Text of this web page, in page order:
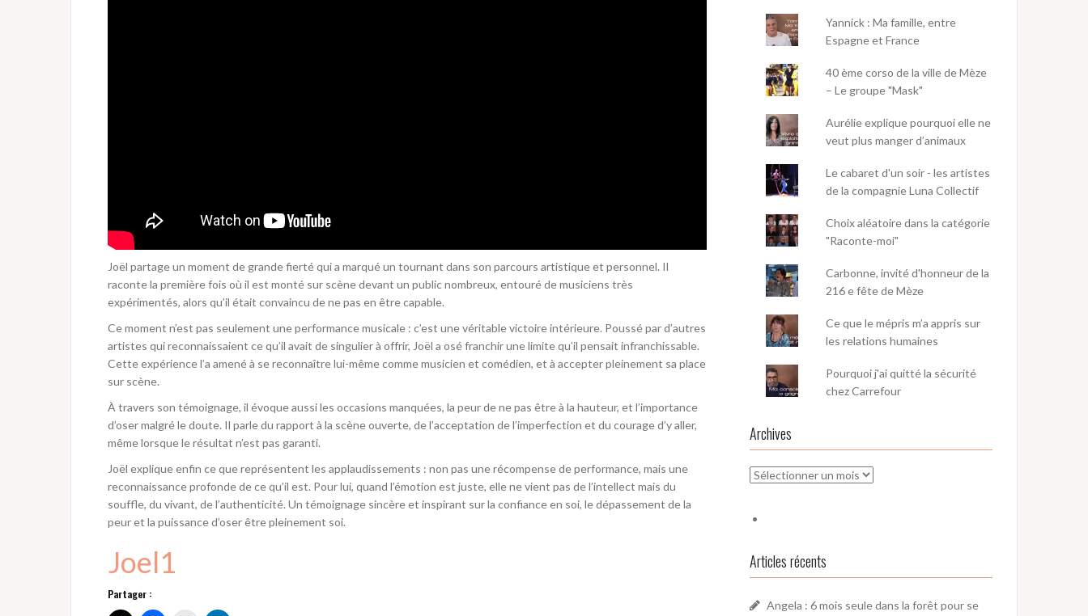
Joël partage un moment de grande fierté qui a marqué un tournant dans son parcours artistique et personnel. Il
raconte la première fois où il est monté sur scène devant un public nombreux, entouré de musiciens très
expérimentés, alors qu’il était convaincu de ne pas en être capable.
Ce moment n’est pas seulement une performance musicale : c’est une véritable victoire intérieure. Poussé par d’autres
artistes qui reconnaissaient ce qu’il avait de singulier à offrir, Joël a osé franchir une limite qu’il pensait infranchissable.
Cette expérience l’a amené à se reconnaître lui-même comme musicien et comédien, et à accepter pleinement sa place
sur scène.
À travers son témoignage, il évoque aussi les occasions manquées, la peur de ne pas être à la hauteur, et l’importance
d’oser malgré le doute. Il parle du rapport à la scène ouverte, de l’acceptation de l’imperfection et du courage d’y aller,
même lorsque le résultat n’est pas garanti.
Joël explique enfin ce que représentent les applaudissements : non pas une récompense de performance, mais une
reconnaissance profonde de ce qu’il est. Pour lui, quand l’émotion est juste, elle ne vient pas de l’intellect mais du
souffle, du vivant, de l’authenticité. Un témoignage sincère et inspirant sur la confiance en soi, le dépassement de la
peur et la puissance d’oser être pleinement soi.
Joel1
Partager :
Yannick : Ma famille, entre
Espagne et France
40 ème corso de la ville de Mèze
– Le groupe "Mask"
Aurélie explique pourquoi elle ne
veut plus manger d’animaux
Le cabaret d'un soir - les artistes
de la compagnie Luna Collectif
Choix aléatoire dans la catégorie
"Raconte-moi"
Carbonne, invité d'honneur de la
216 e fête de Mèze
Ce que le mépris m’a appris sur
les relations humaines
Pourquoi j'ai quitté la sécurité
chez Carrefour
Archives
Archives
Articles récents
Angela : 6 mois seule dans la forêt pour se